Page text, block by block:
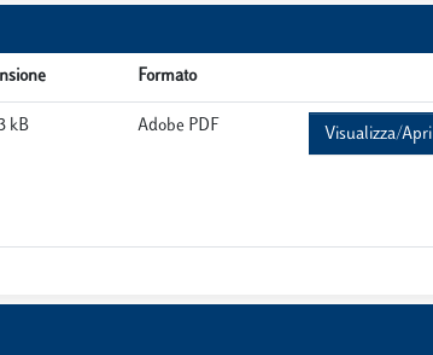
Formato
kB Adobe PDF Visualizza/Apri